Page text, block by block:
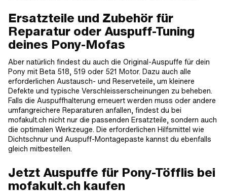
Ersatzteile und Zubehör für
Reparatur oder Auspuff-Tuning
deines Pony-Mofas
Aber natürlich findest du auch die Original-Auspuffe für dein
Pony mit Beta 518, 519 oder 521 Motor. Dazu auch alle
erforderlichen Austausch- und Reserveteile, um kleinere
Defekte und typische Verschleisserscheinungen zu beheben.
Falls die Auspuffhalterung erneuert werden muss oder andere
umfangreichere Reparaturen anfallen, findest du bei
mofakult.ch nicht nur die passenden Ersatzteile, sondern auch
die optimalen Werkzeuge. Die erforderlichen Hilfsmittel wie
Dichtschnur und Auspuff-Montagepaste kannst du ebenfalls
gleich mitbestellen.
Jetzt Auspuffe für Pony-Töfflis bei
mofakult.ch kaufen